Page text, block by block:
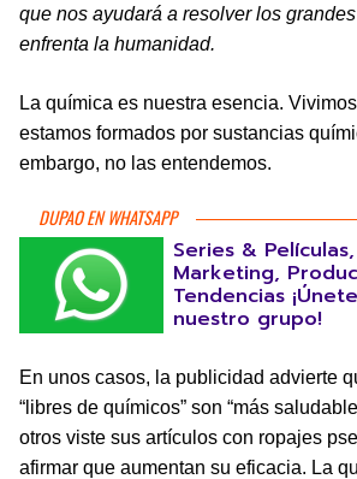
que nos ayudará a resolver los
enfrenta la humanidad.
La química es nuestra esencia.
estamos formados por sustancias
embargo, no las entendemos.
DUPAO EN WHATSAPP
Series &
Marketing,
Tendencias
nuestro grupo!
En unos casos, la publicidad advierte
“libres de químicos” son “más
otros viste sus artículos con ropajes
afirmar que aumentan su eficacia. La